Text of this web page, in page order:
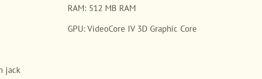
RAM: 512 MB RAM
GPU: VideoCore IV 3D Graphic Core
jack